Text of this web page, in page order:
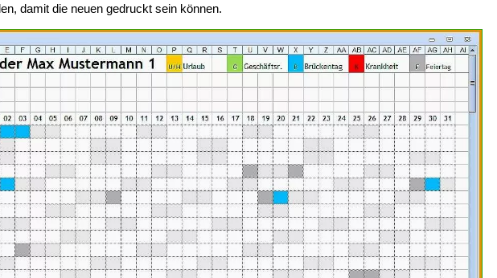
damit die neuen gedruckt sein können.